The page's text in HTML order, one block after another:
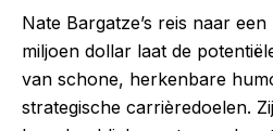
Nate Bargatze’s reis naar
miljoen dollar laat de
van schone, herkenbare
strategische carrièredoelen.